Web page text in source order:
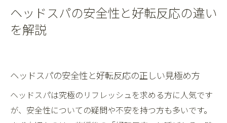
ヘッドスパの安全性と好転反応の違い
を解説
ヘッドスパの安全性と好転反応の正しい見極め方
ヘッドスパは究極のリフレッシュを求める方に人気です
が、安全性についての疑問や不安を持つ方も多いです。